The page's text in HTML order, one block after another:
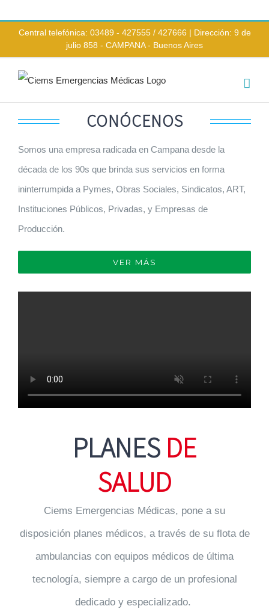
Central telefónica: 03489 - 427555 / 427666 | Dirección: 9 de
julio 858 - CAMPANA - Buenos Aires
CONÓCENOS
Somos una empresa radicada en Campana desde la
década de los 90s que brinda sus servicios en forma
ininterrumpida a Pymes, Obras Sociales, Sindicatos, ART,
Instituciones Públicos, Privadas, y Empresas de
Producción.
VER MÁS
PLANES DE
SALUD
Ciems Emergencias Médicas, pone a su
disposición planes médicos, a través de su flota de
ambulancias con equipos médicos de última
tecnología, siempre a cargo de un profesional
dedicado y especializado.